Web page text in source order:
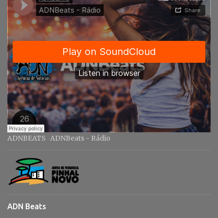
s
ADNBEATS · ADNBeats - Rádio
ADN Beats